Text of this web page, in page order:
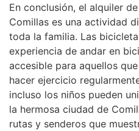
En conclusión, el alquiler
Comillas es una actividad
toda la familia. Las
experiencia de andar en
accesible para aquellos
hacer ejercicio
incluso los niños pueden
la hermosa ciudad de
rutas y senderos que